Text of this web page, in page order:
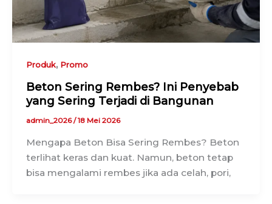
Produk, Promo
Beton Sering Rembes? Ini Penyebab
yang Sering Terjadi di Bangunan
admin_2026/18 Mei 2026
Mengapa Beton Bisa Sering Rembes? Beton
terlihat keras dan kuat. Namun, beton tetap
bisa mengalami rembes jika ada celah, pori,